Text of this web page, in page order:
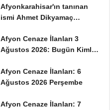
Afyonkarahisar'ın tanınan
ismi Ahmet Dikyamaç
Afyon Cenaze İlanları 3
Ağustos 2026: Bugün Kimler
Afyon Cenaze İlanları: 6
Ağustos 2026 Perşembe
Afyon Cenaze İlanları: 7